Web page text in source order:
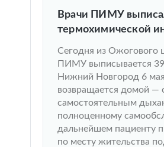
Врачи ПИМУ
термохимической
Сегодня из Ожогового
ПИМУ выписывается
Нижний Новгород 6
возвращается домой —
самостоятельным
полноценному
дальнейшем пациенту
по месту жительства